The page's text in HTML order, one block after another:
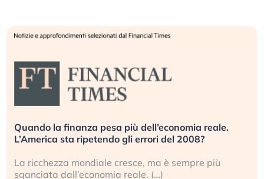
Quando la finanza pesa più dell’economia reale.
L’America sta ripetendo gli errori del 2008?
La ricchezza mondiale cresce, ma è sempre più
sganciata dall’economia reale. (…)